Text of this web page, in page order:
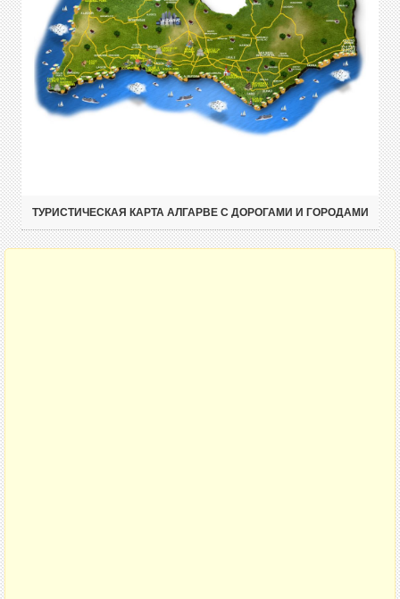
ТУРИСТИЧЕСКАЯ КАРТА АЛГАРВЕ С ДОРОГАМИ И ГОРОДАМИ